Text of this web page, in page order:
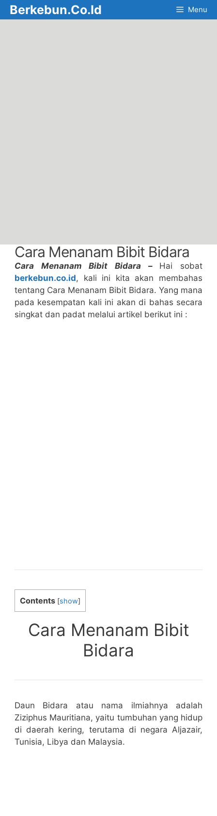
Skip
to
Berkebun.Co.Id Menu
Cara Menanam Bibit Bidara
Cara Menanam Bibit Bidara – Hai sobat
berkebun.co.id, kali ini kita akan membahas
tentang Cara Menanam Bibit Bidara. Yang mana
pada kesempatan kali ini akan di bahas secara
singkat dan padat melalui artikel berikut ini :
Contents [show]
Cara Menanam Bibit
Bidara
Daun Bidara atau nama ilmiahnya adalah
Ziziphuѕ Mauritiana, yaitu tumbuhan yang hidup
di daerah kering, terutama di negara Aljazair,
Tunisia, Libya dan Malaysia.